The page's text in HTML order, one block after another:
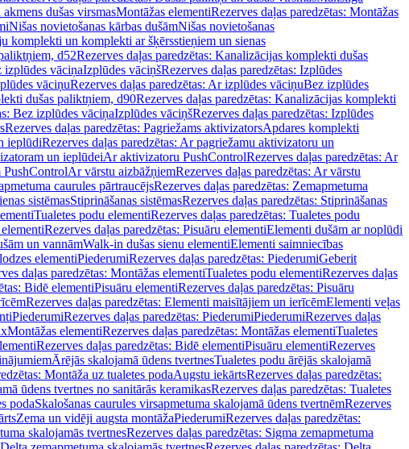
dušas virsmasMontāžas elementiRezerves daļas paredzētas: Montāžas
Nišas novietošanas kārbas dušāmNišas novietošanas
komplekti un komplekti ar šķērsstieņiem un sienas
d52Rezerves daļas paredzētas: Kanalizācijas komplekti dušas
izplūdes vāciņaIzplūdes vāciņšRezerves daļas paredzētas: Izplūdes
vāciņuRezerves daļas paredzētas: Ar izplūdes vāciņuBez izplūdes
dušas paliktņiem, d90Rezerves daļas paredzētas: Kanalizācijas komplekti
Bez izplūdes vāciņaIzplūdes vāciņšRezerves daļas paredzētas: Izplūdes
Rezerves daļas paredzētas: Pagriežams aktivizatorsApdares komplekti
ieplūdiRezerves daļas paredzētas: Ar pagriežamu aktivizatoru un
un ieplūdeiAr aktivizatoru PushControlRezerves daļas paredzētas: Ar
PushControlAr vārstu aizbāžņiemRezerves daļas paredzētas: Ar vārstu
caurules pārtraucējsRezerves daļas paredzētas: Zemapmetuma
sistēmasStiprināšanas sistēmasRezerves daļas paredzētas: Stiprināšanas
Tualetes podu elementiRezerves daļas paredzētas: Tualetes podu
Rezerves daļas paredzētas: Pisuāru elementiElementi dušām ar noplūdi
un vannāmWalk-in dušas sienu elementiElementi saimniecības
elementiPiederumiRezerves daļas paredzētas: PiederumiGeberit
daļas paredzētas: Montāžas elementiTualetes podu elementiRezerves daļas
Bidē elementiPisuāru elementiRezerves daļas paredzētas: Pisuāru
Rezerves daļas paredzētas: Elementi maisītājiem un ierīcēmElementi veļas
PiederumiRezerves daļas paredzētas: PiederumiPiederumiRezerves daļas
Montāžas elementiRezerves daļas paredzētas: Montāžas elementiTualetes
Rezerves daļas paredzētas: Bidē elementiPisuāru elementiRezerves
Ārējās skalojamā ūdens tvertnesTualetes podu ārējās skalojamā
Montāža uz tualetes podaAugstu iekārtsRezerves daļas paredzētas:
ūdens tvertnes no sanitārās keramikasRezerves daļas paredzētas: Tualetes
podaSkalošanas caurules virsapmetuma skalojamā ūdens tvertnēmRezerves
Zema un vidēji augsta montāžaPiederumiRezerves daļas paredzētas:
skalojamās tvertnesRezerves daļas paredzētas: Sigma zemapmetuma